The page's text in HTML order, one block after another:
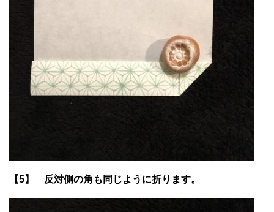
【5】 反対側の角も同じように折ります。